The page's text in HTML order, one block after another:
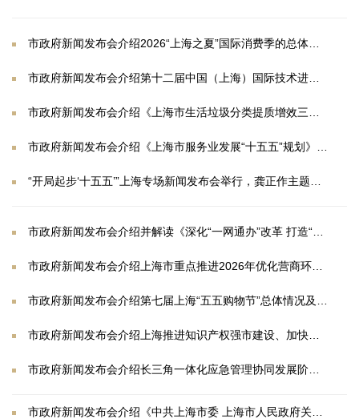
市政府新闻发布会介绍2026“上海之夏”国际消费季的总体安排
市政府新闻发布会介绍第十二届中国（上海）国际技术进出口交易会的筹备情况
市政府新闻发布会介绍《上海市生活垃圾分类提质增效三年行动计划（2026—2028年）》有关情况
市政府新闻发布会介绍《上海市服务业发展“十五五”规划》有关情况
“开局起步‘十五五’”上海专场新闻发布会举行，龚正作主题发布并答记者问
市政府新闻发布会介绍并解读《深化“一网通办”改革 打造“高效办成一件事”最佳体验地行动方案》等有关内容
市政府新闻发布会介绍上海市重点推进2026年优化营商环境“十大攻坚突破任务”有关情况
市政府新闻发布会介绍第七届上海“五五购物节”总体情况及相关工作安排
市政府新闻发布会介绍上海推进知识产权强市建设、加快新质生产力发展等有关情况
市政府新闻发布会介绍长三角一体化应急管理协同发展阶段成果及第五届长三角国际应急减灾和救援博览会筹办情况
市政府新闻发布会介绍《中共上海市委 上海市人民政府关于锚定农业农村现代化 扎实推进上海乡村全面振兴的实施意见》有关情况